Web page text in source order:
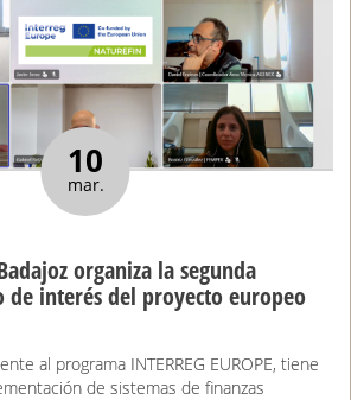
10
mar.
organiza la segunda
interés del proyecto europeo
al programa INTERREG EUROPE, tiene
de sistemas de finanzas